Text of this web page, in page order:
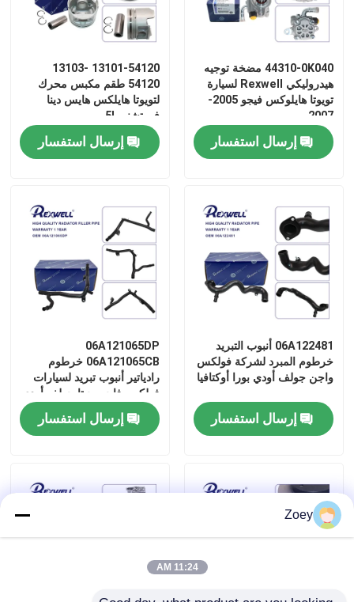
44310-0K040 مضخة توجيه
هيدروليكي Rexwell لسيارة
تويوتا هايلوكس فيجو 2005-
2007
إرسال استفسار
13101-54120 13103-
54120 طقم مكبس محرك
لتويوتا هايلكس هايس دينا
فورتشنر 5L
إرسال استفسار
06A122481 أنبوب التبريد
خرطوم المبرد لشركة فولكس
واجن جولف أودي بورا أوكتافيا
إرسال استفسار
06A121065DP
06A121065CB خرطوم
رادياتير أنبوب تبريد لسيارات
فولكس فاجن جيتا جولف أودي
سيات سكودا
إرسال استفسار
Zoey
11:24 AM